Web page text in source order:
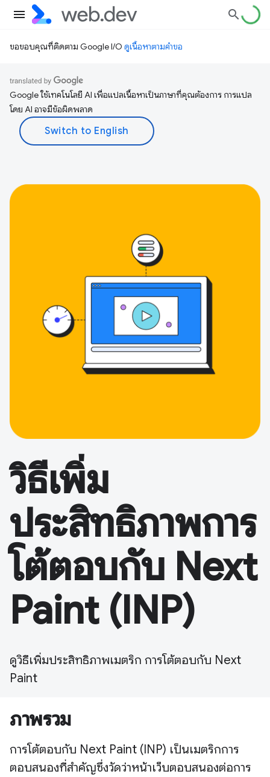
ขอขอบคุณที่ติดตาม Google I/O ดูเนื้อหาตามคำขอ
Google ใช้เทคโนโลยี AI เพื่อแปลเนื้อหาเป็นภาษาที่คุณต้องการ การแปล
โดย AI อาจมีข้อผิดพลาด
วิธีเพิ่ม
ประสิทธิภาพการ
โต้ตอบกับ Next
Paint (INP)
ดูวิธีเพิ่มประสิทธิภาพเมตริก การโต้ตอบกับ Next
Paint
ภาพรวม
การโต้ตอบกับ Next Paint (INP) เป็นเมตริกการ
ตอบสนองที่สำคัญซึ่งวัดว่าหน้าเว็บตอบสนองต่อการ